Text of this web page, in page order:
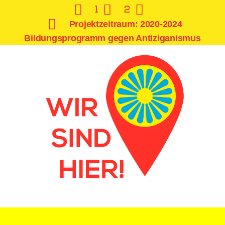
1 2
Projektzeitraum: 2020-2024
Bildungsprogramm gegen Antiziganismus